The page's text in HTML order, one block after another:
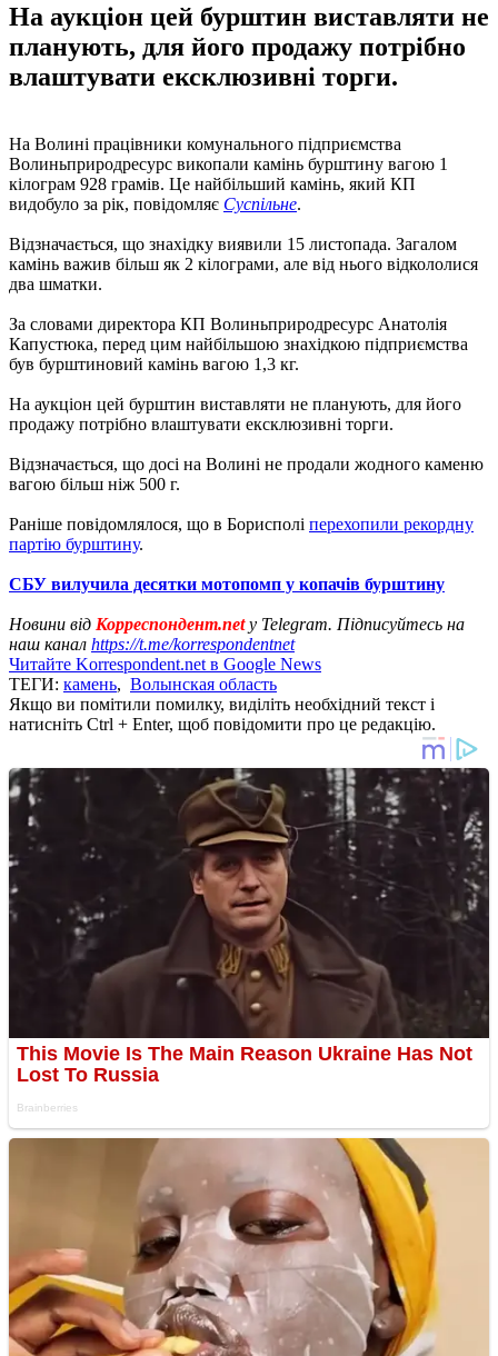
На аукціон цей бурштин виставляти не
планують, для його продажу потрібно
влаштувати ексклюзивні торги.
На Волині працівники комунального підприємства
Волиньприродресурс викопали камінь бурштину вагою 1
кілограм 928 грамів. Це найбільший камінь, який КП
видобуло за рік, повідомляє Суспільне.
Відзначається, що знахідку виявили 15 листопада. Загалом
камінь важив більш як 2 кілограми, але від нього відкололися
два шматки.
За словами директора КП Волиньприродресурс Анатолія
Капустюка, перед цим найбільшою знахідкою підприємства
був бурштиновий камінь вагою 1,3 кг.
На аукціон цей бурштин виставляти не планують, для його
продажу потрібно влаштувати ексклюзивні торги.
Відзначається, що досі на Волині не продали жодного каменю
вагою більш ніж 500 г.
Раніше повідомлялося, що в Борисполі перехопили рекордну
партію бурштину.
СБУ вилучила десятки мотопомп у копачів бурштину
Новини від Корреспондент.netу Telegram. Підписуйтесь на
наш канал https://t.me/korrespondentnet
Читайте Korrespondent.net в Google News
ТЕГИ: камень, Волынская область
Якщо ви помітили помилку, виділіть необхідний текст і
натисніть Ctrl + Enter, щоб повідомити про це редакцію.